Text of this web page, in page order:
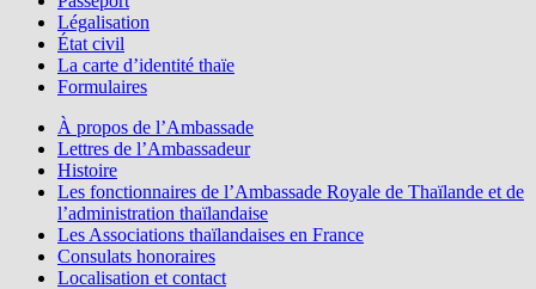
Légalisation
État civil
La carte d’identité thaïe
Formulaires
À propos de l’Ambassade
Lettres de l’Ambassadeur
Histoire
Les fonctionnaires de l’Ambassade Royale de Thaïlande et de
l’administration thaïlandaise
Les Associations thaïlandaises en France
Consulats honoraires
Localisation et contact